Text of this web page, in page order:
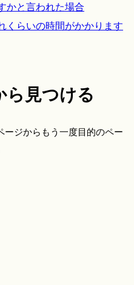
かと言われた場合
くらいの時間がかかります
ら見つける
ージからもう一度目的のペー